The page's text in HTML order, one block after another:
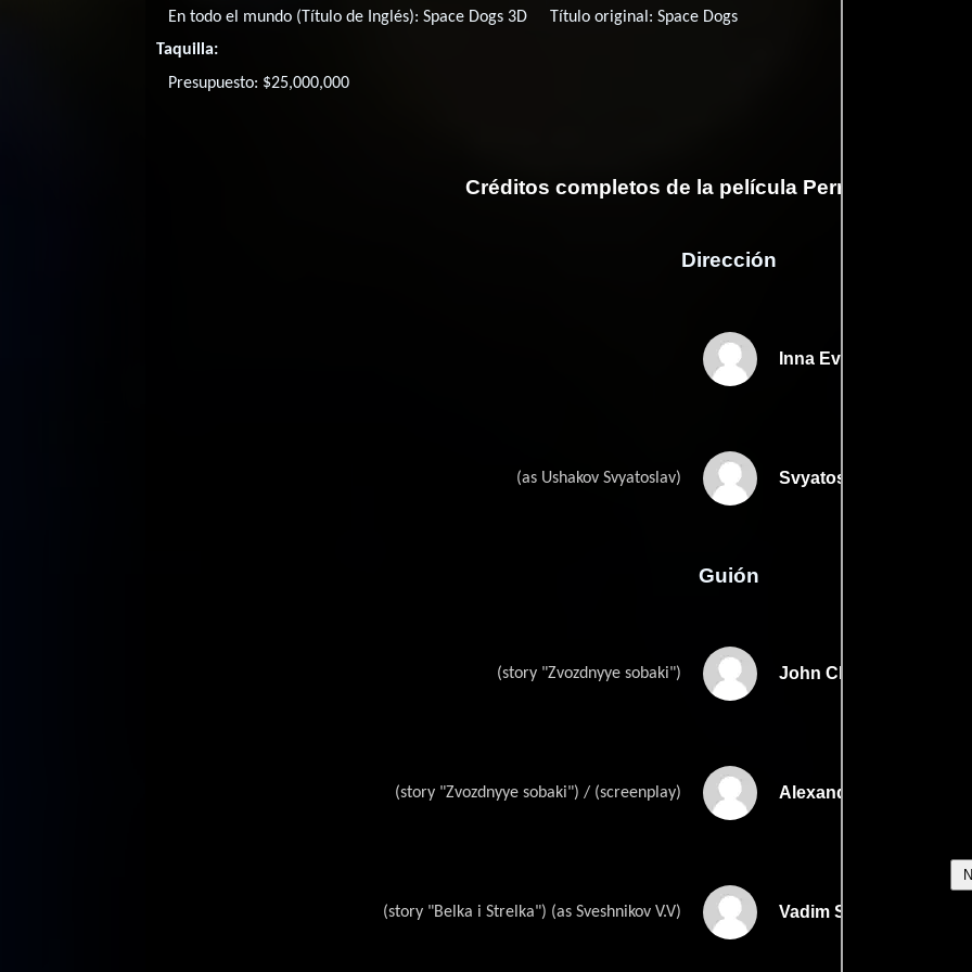
En todo el mundo (Título de Inglés): Space Dogs 3D Título original:Space Dogs
Taquilla:
Presupuesto: $25,000,000
Créditos completos de la película Perros
Dirección
Inna Evlannikova
(as Ushakov Svyatoslav) Svyatoslav Ushakov
Guión
(story "Zvozdnyye sobaki") John Chuas
(story "Zvozdnyye sobaki") / (screenplay) Alexander Talals
(story "Belka i Strelka") (as Sveshnikov V.V) Vadim Sveshnikovs